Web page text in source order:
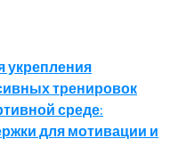
укрепления
тренировок
среде:
для мотивации и